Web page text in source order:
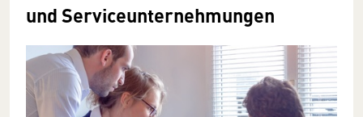
und Serviceunternehmungen